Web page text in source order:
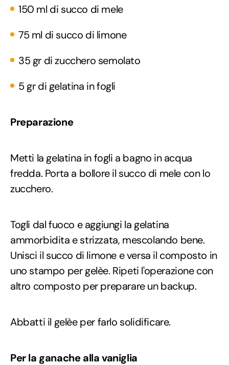
150 ml di succo di mele
75 ml di succo di limone
35 gr di zucchero semolato
5 gr di gelatina in fogli
Preparazione
Metti la gelatina in fogli a bagno in acqua
fredda. Porta a bollore il succo di mele con lo
zucchero.
Togli dal fuoco e aggiungi la gelatina
ammorbidita e strizzata, mescolando bene.
Unisci il succo di limone e versa il composto in
uno stampo per gelèe. Ripeti l'operazione con
altro composto per preparare un backup.
Abbatti il gelèe per farlo solidificare.
Per la ganache alla vaniglia